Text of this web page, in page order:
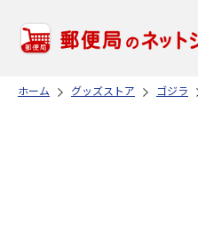
ホーム グッズストア ゴジラ